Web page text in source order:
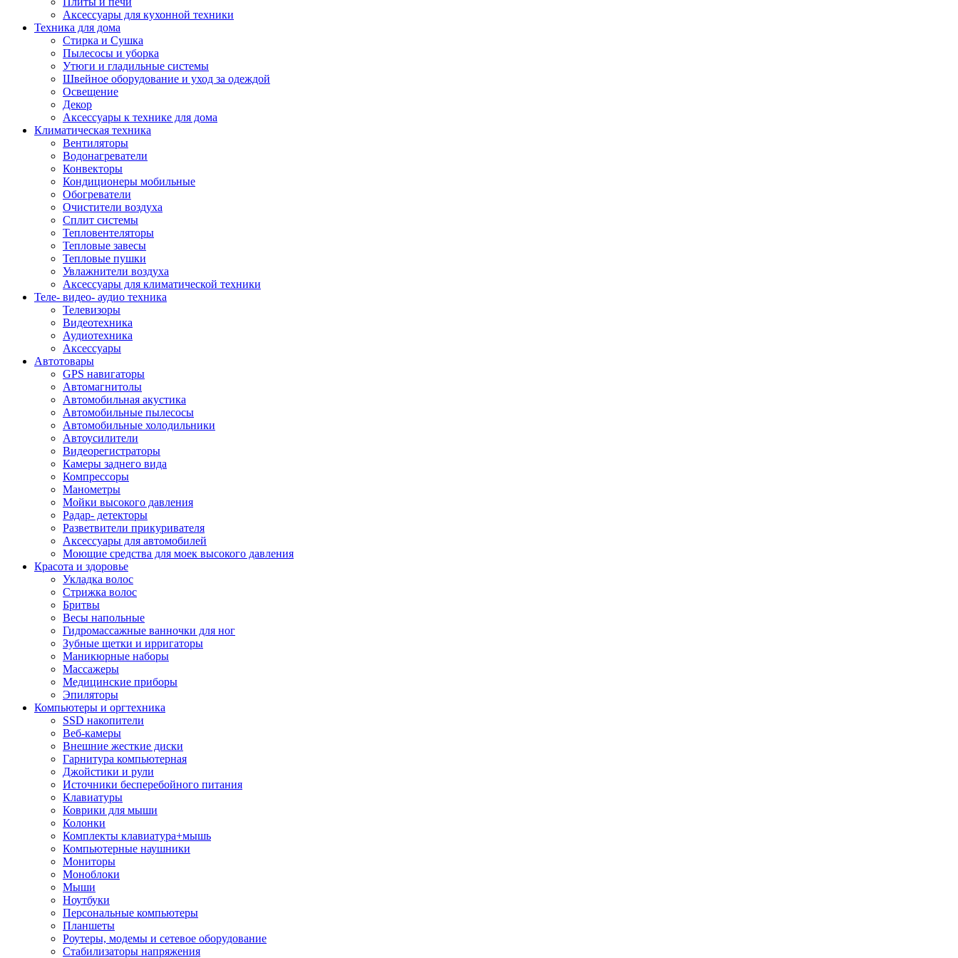
Аксессуары для кухонной техники
Техника для дома
Стирка и Сушка
Пылесосы и уборка
Утюги и гладильные системы
Швейное оборудование и уход за одеждой
Освещение
Декор
Аксессуары к технике для дома
Климатическая техника
Вентиляторы
Водонагреватели
Конвекторы
Кондиционеры мобильные
Обогреватели
Очистители воздуха
Сплит системы
Тепловентеляторы
Тепловые завесы
Тепловые пушки
Увлажнители воздуха
Аксессуары для климатической техники
Теле- видео- аудио техника
Телевизоры
Видеотехника
Аудиотехника
Аксессуары
Автотовары
GPS навигаторы
Автомагнитолы
Автомобильная акустика
Автомобильные пылесосы
Автомобильные холодильники
Автоусилители
Видеорегистраторы
Камеры заднего вида
Компрессоры
Манометры
Мойки высокого давления
Радар- детекторы
Разветвители прикуривателя
Аксессуары для автомобилей
Моющие средства для моек высокого давления
Красота и здоровье
Укладка волос
Стрижка волос
Бритвы
Весы напольные
Гидромассажные ванночки для ног
Зубные щетки и ирригаторы
Маникюрные наборы
Массажеры
Медицинские приборы
Эпиляторы
Компьютеры и оргтехника
SSD накопители
Веб-камеры
Внешние жесткие диски
Гарнитура компьютерная
Джойстики и рули
Источники бесперебойного питания
Клавиатуры
Коврики для мыши
Колонки
Комплекты клавиатура+мышь
Компьютерные наушники
Мониторы
Моноблоки
Мыши
Ноутбуки
Персональные компьютеры
Планшеты
Роутеры, модемы и сетевое оборудование
Стабилизаторы напряжения